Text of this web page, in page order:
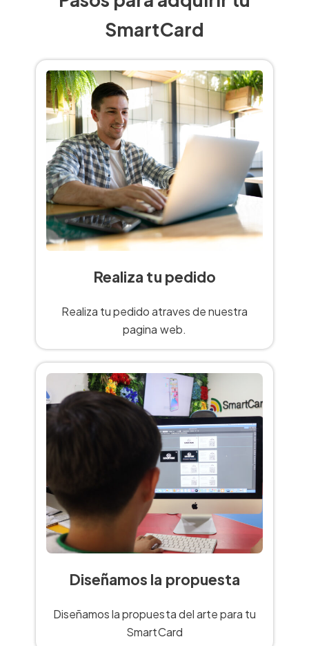
SmartCard
Realiza tu pedido
Realiza tu pedido atraves de nuestra
pagina web.
Diseñamos la propuesta
Diseñamos la propuesta del arte para tu
SmartCard